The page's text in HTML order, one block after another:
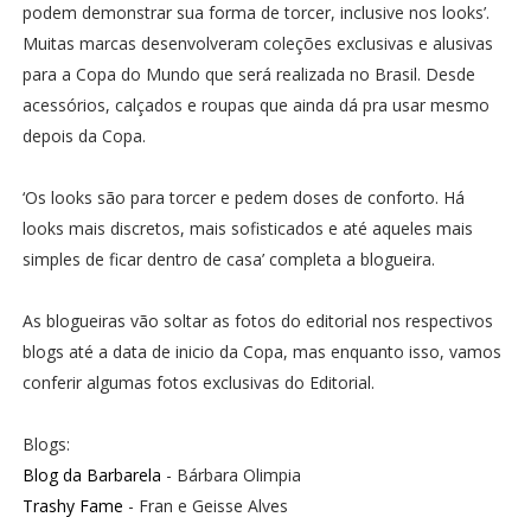
podem demonstrar sua forma de torcer, inclusive nos looks’.
Muitas marcas desenvolveram coleções exclusivas e alusivas
para a Copa do Mundo que será realizada no Brasil. Desde
acessórios, calçados e roupas que ainda dá pra usar mesmo
depois da Copa.
‘Os looks são para torcer e pedem doses de conforto. Há
looks mais discretos, mais sofisticados e até aqueles mais
simples de ficar dentro de casa’ completa a blogueira.
As blogueiras vão soltar as fotos do editorial nos respectivos
blogs até a data de inicio da Copa, mas enquanto isso, vamos
conferir algumas fotos exclusivas do Editorial.
Blogs:
Blog da Barbarela - Bárbara Olimpia
Trashy Fame - Fran e Geisse Alves